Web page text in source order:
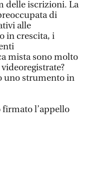
delle iscrizioni. La
di
alle
in crescita, i
mista sono molto
uno strumento in
l’appello